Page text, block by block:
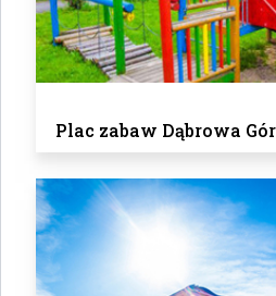
Plac zabaw Dąbrowa